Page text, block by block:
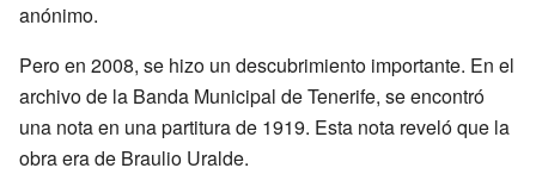
anónimo.
Pero en 2008, se hizo un descubrimiento importante. En el
archivo de la Banda Municipal de Tenerife, se encontró
una nota en una partitura de 1919. Esta nota reveló que la
obra era de Braulio Uralde.